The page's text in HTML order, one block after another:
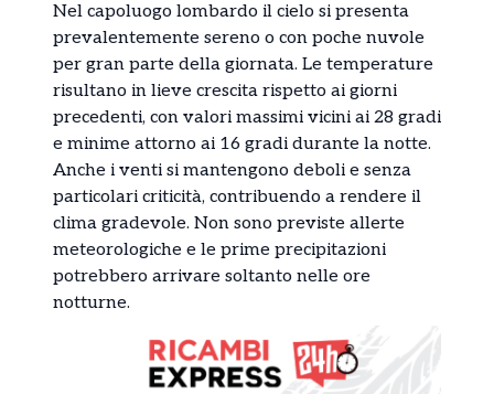
Nel capoluogo lombardo il cielo si presenta
prevalentemente sereno o con poche nuvole
per gran parte della giornata. Le temperature
risultano in lieve crescita rispetto ai giorni
precedenti, con valori massimi vicini ai 28 gradi
e minime attorno ai 16 gradi durante la notte.
Anche i venti si mantengono deboli e senza
particolari criticità, contribuendo a rendere il
clima gradevole. Non sono previste allerte
meteorologiche e le prime precipitazioni
potrebbero arrivare soltanto nelle ore
notturne.